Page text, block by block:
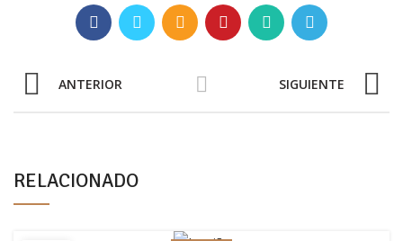
ANTERIOR SIGUIENTE
RELACIONADO